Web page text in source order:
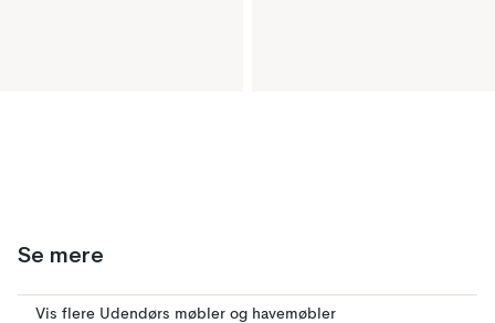
Se mere
Vis flere Udendørs møbler og havemøbler